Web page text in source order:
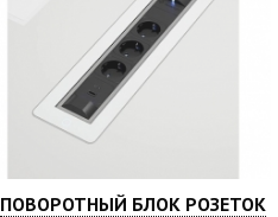
ПОВОРОТНЫЙ БЛОК РОЗЕТОК